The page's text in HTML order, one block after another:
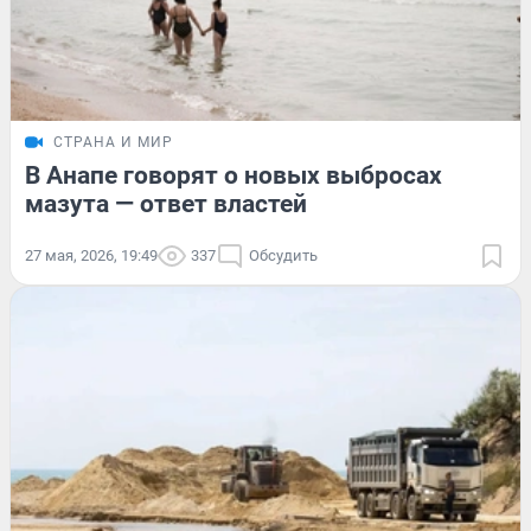
СТРАНА И МИР
В Анапе говорят о новых выбросах
мазута — ответ властей
27 мая, 2026, 19:49 337 Обсудить